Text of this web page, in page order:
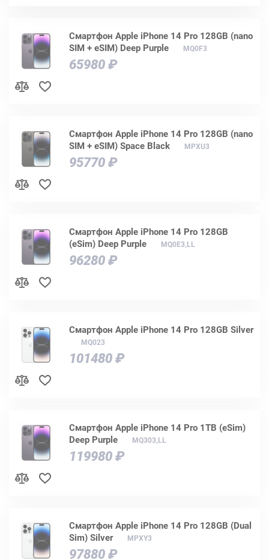
Смартфон Apple iPhone 14 Pro 128GB (nano
SIM + eSIM) Deep Purple
MQ0F3
65980 ₽
Смартфон Apple iPhone 14 Pro 128GB (nano
SIM + eSIM) Space Black
MPXU3
95770 ₽
Смартфон Apple iPhone 14 Pro 128GB
(eSim) Deep Purple
MQ0E3,LL
96280 ₽
Смартфон Apple iPhone 14 Pro 128GB Silver
MQ023
101480 ₽
Смартфон Apple iPhone 14 Pro 1TB (eSim)
Deep Purple
MQ303,LL
119980 ₽
Смартфон Apple iPhone 14 Pro 128GB (Dual
Sim) Silver
MPXY3
97880 ₽